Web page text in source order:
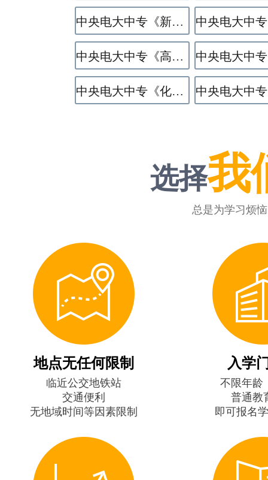
中央电大中专《新能源汽车运用与维修》专业
中央电大中专《高星级饭店运营与管理》专业
中央电大中专《化学工艺》专业
选择我
总是为学习烦
地点无任何限制
临近公交地铁站
交通便利
无地域时间等因素限制
入学
不限年龄
普通教
即可报名